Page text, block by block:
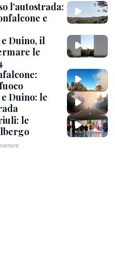
l’autostrada:
e
Duino, il
le
Duino: le
le